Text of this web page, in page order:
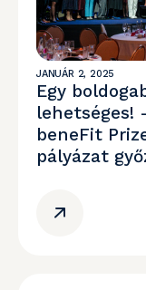
JANUÁR 2, 2025
Egy
lehetséges!
beneFit
pályázat